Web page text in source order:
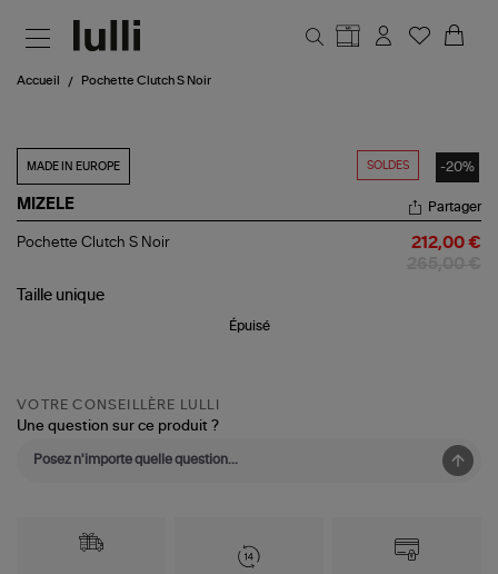
Accueil Pochette Clutch S Noir
SOLDES -20%
MADE IN EUROPE
MIZELE
Pochette
Noir
Partager
Pochette Clutch S Noir 212,00 €
Taille unique
Épuisé
VOTRE CONSEILLÈRE LULLI
Une question sur ce produit ?